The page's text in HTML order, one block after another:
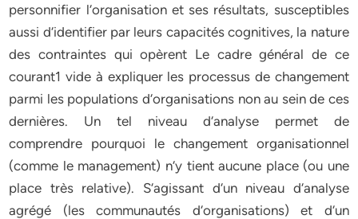
personnifier l‘organisation et ses résultats, susceptibles
aussi d‘identifier par leurs capacités cognitives, la nature
des contraintes qui opèrent Le cadre général de ce
courant1 vide à expliquer les processus de changement
parmi les populations d‘organisations non au sein de ces
dernières. Un tel niveau d‘analyse permet de
comprendre pourquoi le changement organisationnel
(comme le management) n‘y tient aucune place (ou une
place très relative). S‘agissant d‘un niveau d‘analyse
agrégé (les communautés d‘organisations) et d‘un